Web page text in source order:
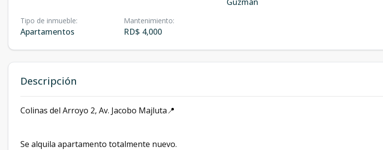
Tipo de inmueble:
Apartamentos
Mantenimiento:
RD$ 4,000
Descripción
Colinas del Arroyo 2, Av. Jacobo Majluta📍
Se alquila apartamento totalmente nuevo.